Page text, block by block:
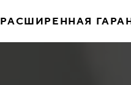
РАСШИРЕННАЯ